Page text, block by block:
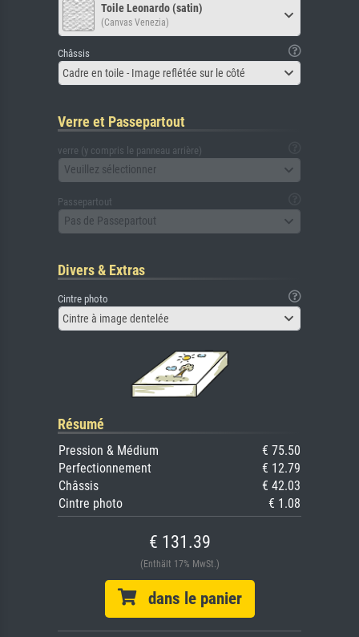
Toile Leonardo (satin)
(Canvas Venezia)
Châssis
Cadre en toile - Image reflétée sur le côté
Verre et Passepartout
verre (y compris le panneau arrière)
Veuillez sélectionner
Passepartout
Pas de Passepartout
Divers & Extras
Cintre photo
Cintre à image dentelée
Résumé
Pression & Médium
€ 75.50
Perfectionnement
€ 12.79
Châssis
€ 42.03
Cintre photo
€ 1.08
€ 131.39
(Enthält 17% MwSt.)
dans le panier